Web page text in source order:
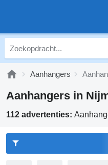
Aanhangers
Aanhangers in
112 advertenties: